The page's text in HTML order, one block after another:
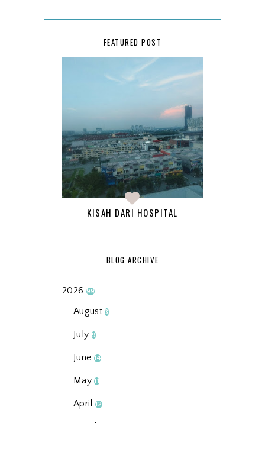
FEATURED POST
KISAH DARI HOSPITAL
BLOG ARCHIVE
2026 99
August3
July 9
June 14
May11
April 12
March